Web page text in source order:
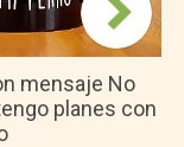
mensaje No
planes con